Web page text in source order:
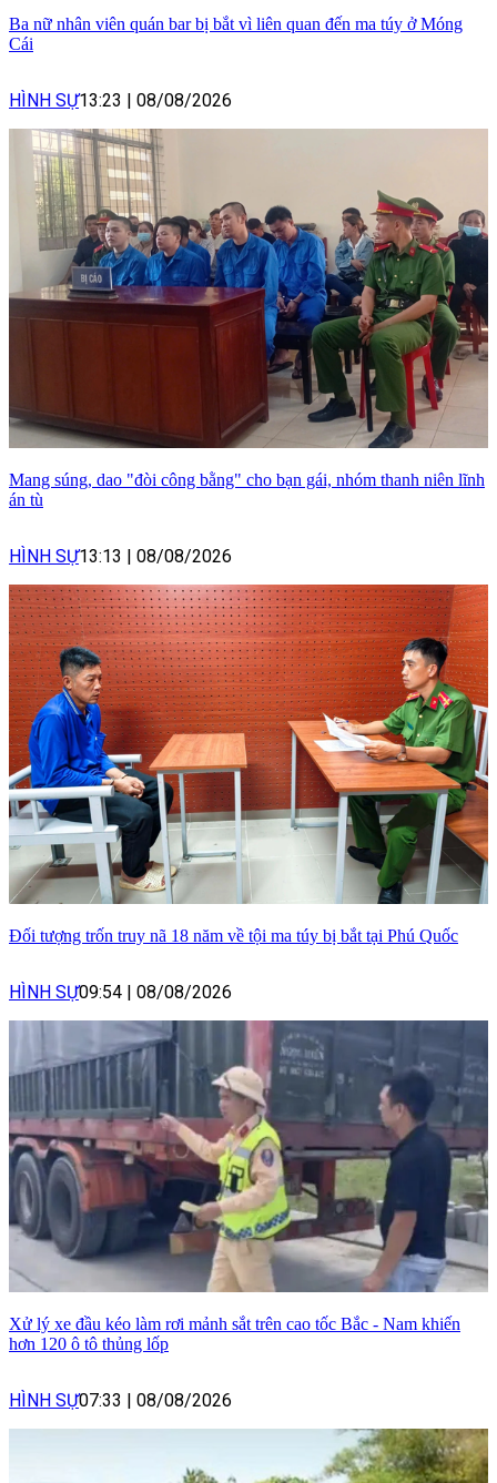
Ba nữ nhân viên quán bar bị bắt vì liên quan đến ma túy ở Móng
Cái
HÌNH SỰ13:23 | 08/08/2026
Mang súng, dao "đòi công bằng" cho bạn gái, nhóm thanh niên lĩnh
án tù
HÌNH SỰ13:13 | 08/08/2026
Đối tượng trốn truy nã 18 năm về tội ma túy bị bắt tại Phú Quốc
HÌNH SỰ09:54 | 08/08/2026
Xử lý xe đầu kéo làm rơi mảnh sắt trên cao tốc Bắc - Nam khiến
hơn 120 ô tô thủng lốp
HÌNH SỰ07:33 08/08/2026